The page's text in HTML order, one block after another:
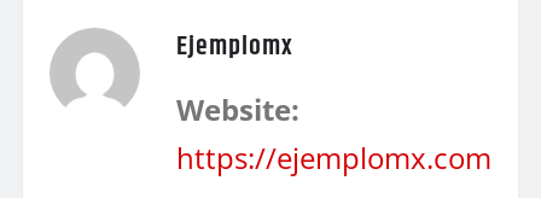
Ejemplomx
Website:
https://ejemplomx.com